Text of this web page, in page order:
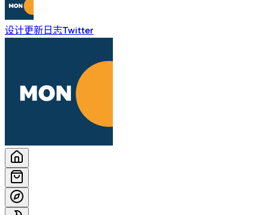
设计更新日志Twitter